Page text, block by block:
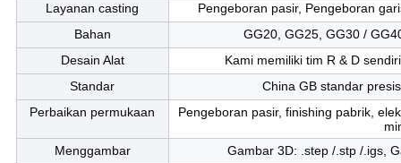
Layanan casting
Pengeboran pasir, Pengeboran
Bahan
GG20, GG25, GG30 /
Desain Alat
Kami memiliki tim R & D
Standar
China GB standar
Perbaikan permukaan
Pengeboran pasir, finishing pabrik,
Menggambar
Gambar 3D: .step /.stp /.igs,